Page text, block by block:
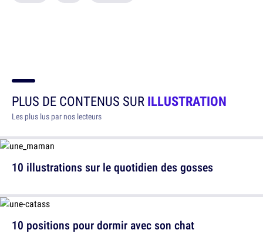
PLUS DE CONTENUS SURILLUSTRATION
Les plus lus par nos lecteurs
10 illustrations sur le quotidien des gosses
10 positions pour dormir avec son chat